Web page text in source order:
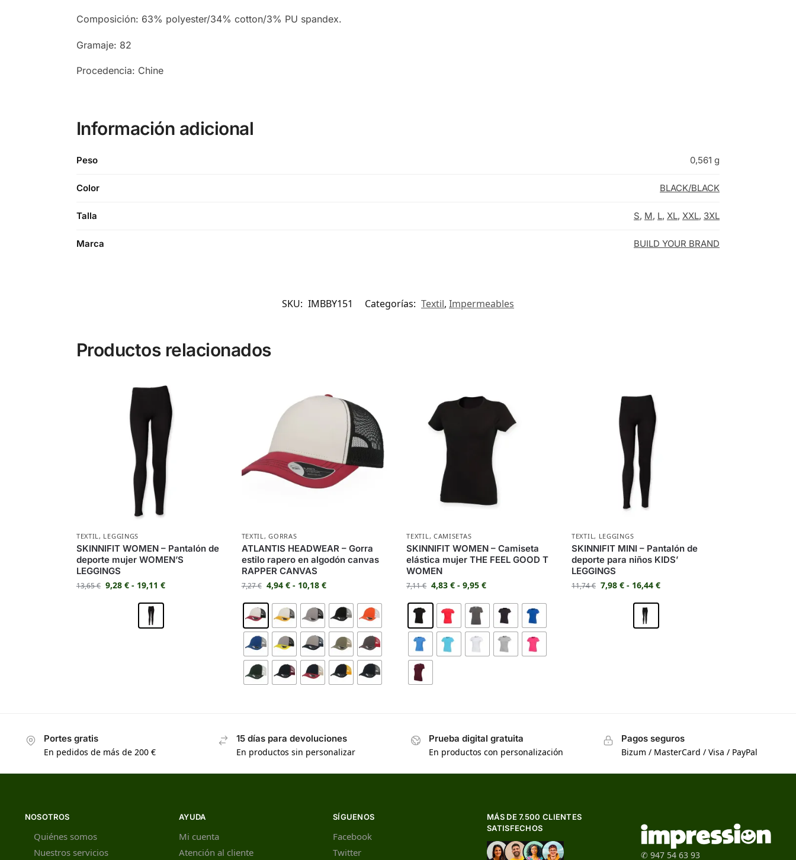
Composición: 63% polyester/34% cotton/3% PU spandex.
Gramaje: 82
Procedencia: Chine
Información adicional
Peso 0,561 g
Color BLACK/BLACK
Talla S, M, L, XL, XXL, 3XL
Marca BUILD YOUR BRAND
SKU: IMBBY151 Categorías: Textil, Impermeables
Productos relacionados
TEXTIL, LEGGINGS
SKINNIFIT WOMEN – Pantalón de
deporte mujer WOMEN’S
LEGGINGS
13,65€ 9,28 € - 19,11 €
TEXTIL,GORRAS
ATLANTIS HEADWEAR – Gorra
estilo rapero en algodón canvas
RAPPER CANVAS
7,27€ 4,94 € - 10,18 €
TEXTIL, CAMISETAS
SKINNIFIT WOMEN – Camiseta
elástica mujer THE FEEL GOOD T
WOMEN
7,11€ 4,83€ - 9,95€
TEXTIL, LEGGINGS
SKINNIFIT MINI – Pantalón de
deporte para niños KIDS’
LEGGINGS
11,74€ 7,98€ - 16,44€
Portes gratis
En pedidos de más de 200 €
15 días para devoluciones
En productos sin personalizar
Prueba digital gratuita
En productos con personalización
Pagos seguros
Bizum / MasterCard / Visa / PayPal
NOSOTROS
Quiénes somos
Nuestros servicios
AYUDA
Mi cuenta
Atención al cliente
SÍGUENOS
Facebook
Twitter
MÁS DE 7.500 CLIENTES
SATISFECHOS
✆ 947 54 63 93